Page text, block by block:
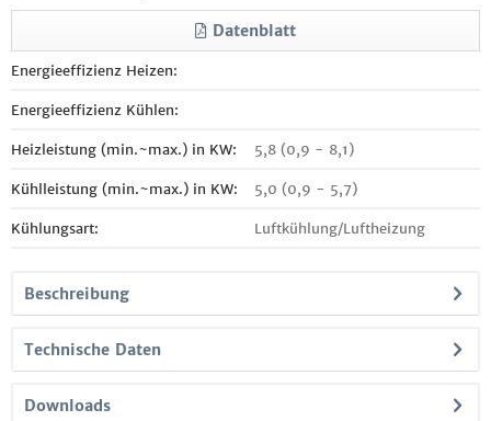
Datenblatt
Energieeffizienz Heizen:
Energieeffizienz Kühlen:
Heizleistung (min.~max.) in KW: 5,8 (0,9 - 8,1)
Kühlleistung (min.~max.) in KW: 5,0 (0,9 - 5,7)
Kühlungsart: Luftkühlung/Luftheizung
Beschreibung
Technische Daten
Downloads